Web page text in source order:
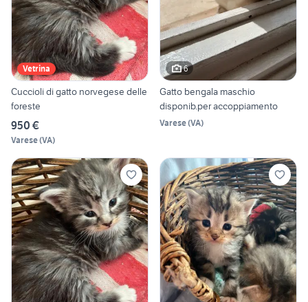
Vetrina
Cuccioli di gatto norvegese delle
foreste
950 €
Varese(VA)
6
Gatto bengala maschio
disponib.per accoppiamento
Varese(VA)